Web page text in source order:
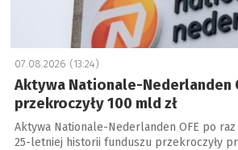
07.08.2026 (13:24)
Aktywa Nationale-Nederlanden
przekroczyły 100 mld zł
Aktywa Nationale-Nederlanden OFE po
25-letniej historii funduszu przekroczyły